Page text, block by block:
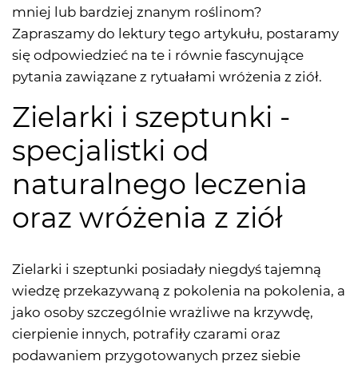
mniej lub bardziej znanym roślinom?
Zapraszamy do lektury tego artykułu, postaramy
się odpowiedzieć na te i równie fascynujące
pytania zawiązane z rytuałami wróżenia z ziół.
Zielarki i szeptunki -
specjalistki od
naturalnego leczenia
oraz wróżenia z ziół
Zielarki i szeptunki posiadały niegdyś tajemną
wiedzę przekazywaną z pokolenia na pokolenia, a
jako osoby szczególnie wrażliwe na krzywdę,
cierpienie innych, potrafiły czarami oraz
podawaniem przygotowanych przez siebie